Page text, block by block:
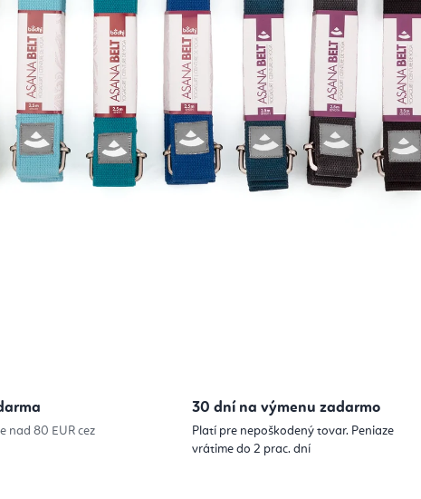
nad 80 EUR cez
30 dní na výmenu zadarmo
Platí pre nepoškodený tovar. Peniaze
vrátime do 2 prac. dní